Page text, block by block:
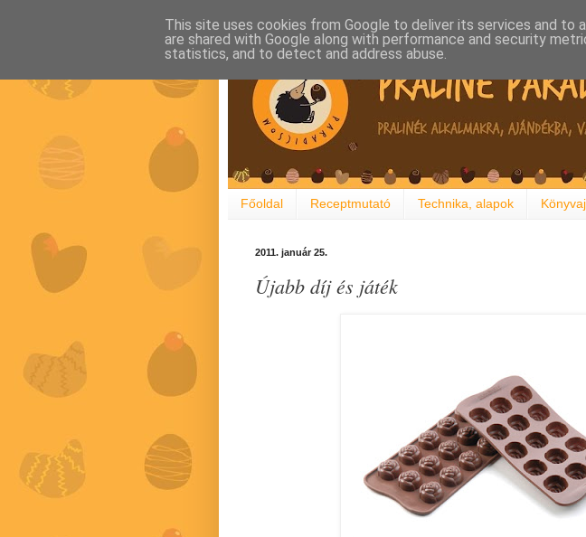
Főoldal Receptmutató Technika, alapok
2011. január 25.
Újabb díj és játék
This site uses cookies from Google to deliver its services and to
are shared with Google along with performance and security
statistics, and to detect and address abuse.